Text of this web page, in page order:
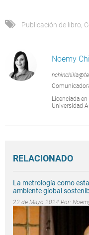
Publicación de libro,
Noemy
Licenciada
Universidad
RELACIONADO
La metrología como
ambiente global
22 de Mayo 2024 Por: